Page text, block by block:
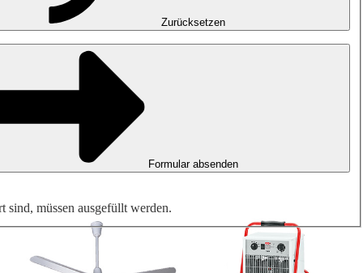
Zurücksetzen
Formular absenden
sind, müssen ausgefüllt werden.